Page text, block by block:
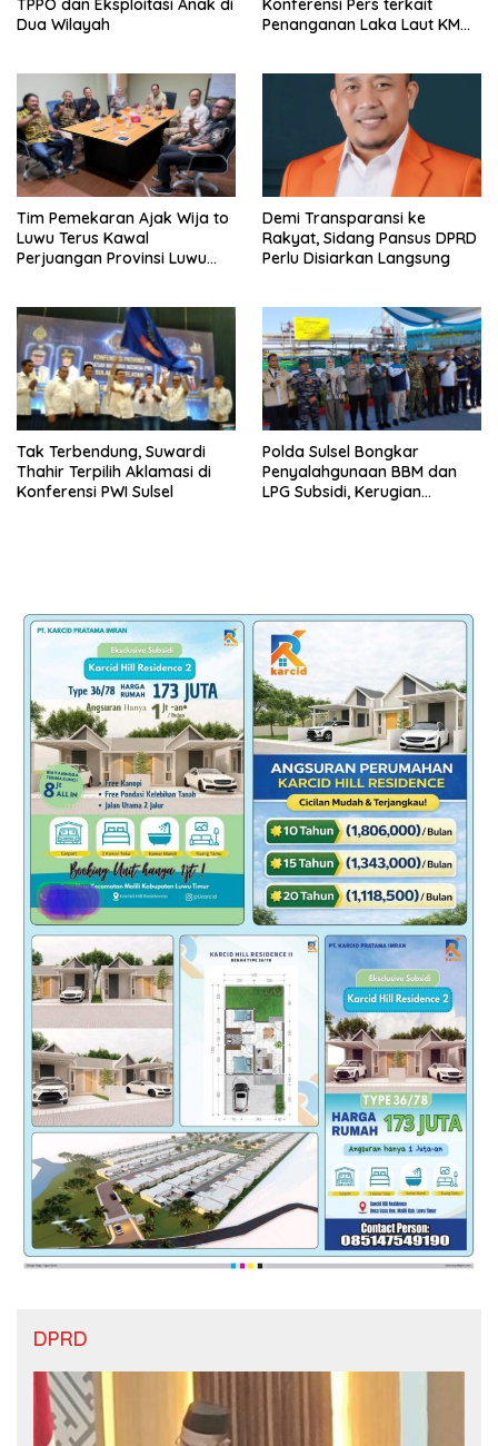
TPPO dan Eksploitasi Anak di
Dua Wilayah
Konferensi Pers terkait
Penanganan Laka Laut KM
Tim Pemekaran Ajak Wija to
Luwu Terus Kawal
Perjuangan Provinsi Luwu
Demi Transparansi ke
Rakyat, Sidang Pansus DPRD
Perlu Disiarkan Langsung
Tak Terbendung, Suwardi
Thahir Terpilih Aklamasi di
Konferensi PWI Sulsel
Polda Sulsel Bongkar
Penyalahgunaan BBM dan
LPG Subsidi, Kerugian
DPRD